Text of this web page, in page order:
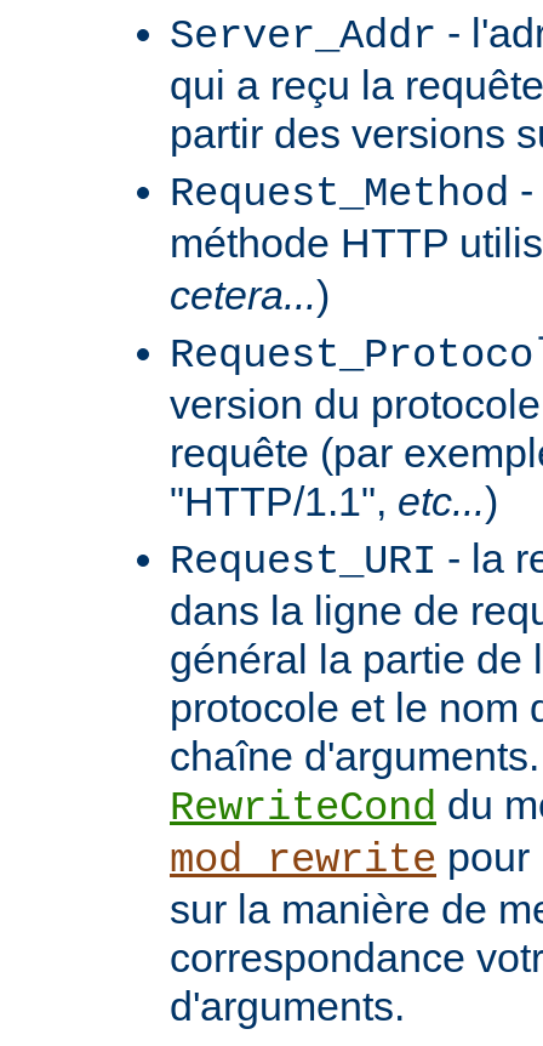
Server_Addr -
qui a reçu la
partir des versions
Request_Method
méthode HTTP
cetera...)
version du
requête (par
"HTTP/1.1", etc...)
Request_URI - la
dans la ligne de
général la partie de
protocole et le nom
chaîne
RewriteCond du
mod_rewrite pour
sur la manière de
correspondance
d'arguments.